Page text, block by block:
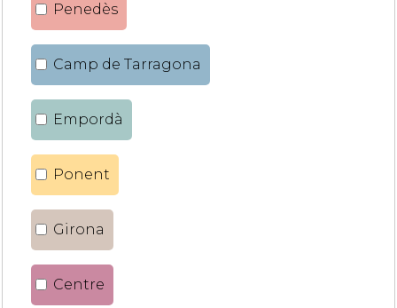
Penedès
Camp de Tarragona
Empordà
Ponent
Girona
Centre